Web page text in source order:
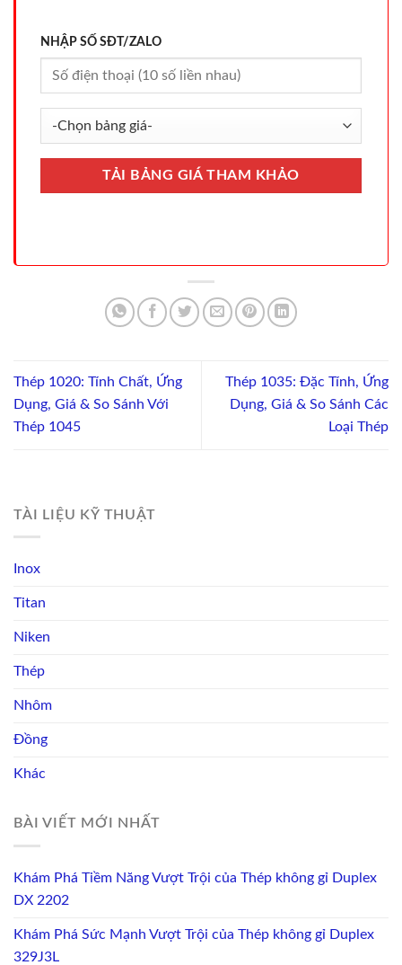
NHẬP SỐ SĐT/ZALO
Thép 1020: Tính Chất, Ứng
Dụng, Giá & So Sánh Với
Thép 1045
Thép 1035: Đặc Tính, Ứng
Dụng, Giá & So Sánh Các
Loại Thép
TÀI LIỆU KỸ THUẬT
Inox
Titan
Niken
Thép
Nhôm
Đồng
Khác
BÀI VIẾT MỚI NHẤT
Khám Phá Tiềm Năng Vượt Trội của Thép không gỉ Duplex
DX 2202
Khám Phá Sức Mạnh Vượt Trội của Thép không gỉ Duplex
329J3L